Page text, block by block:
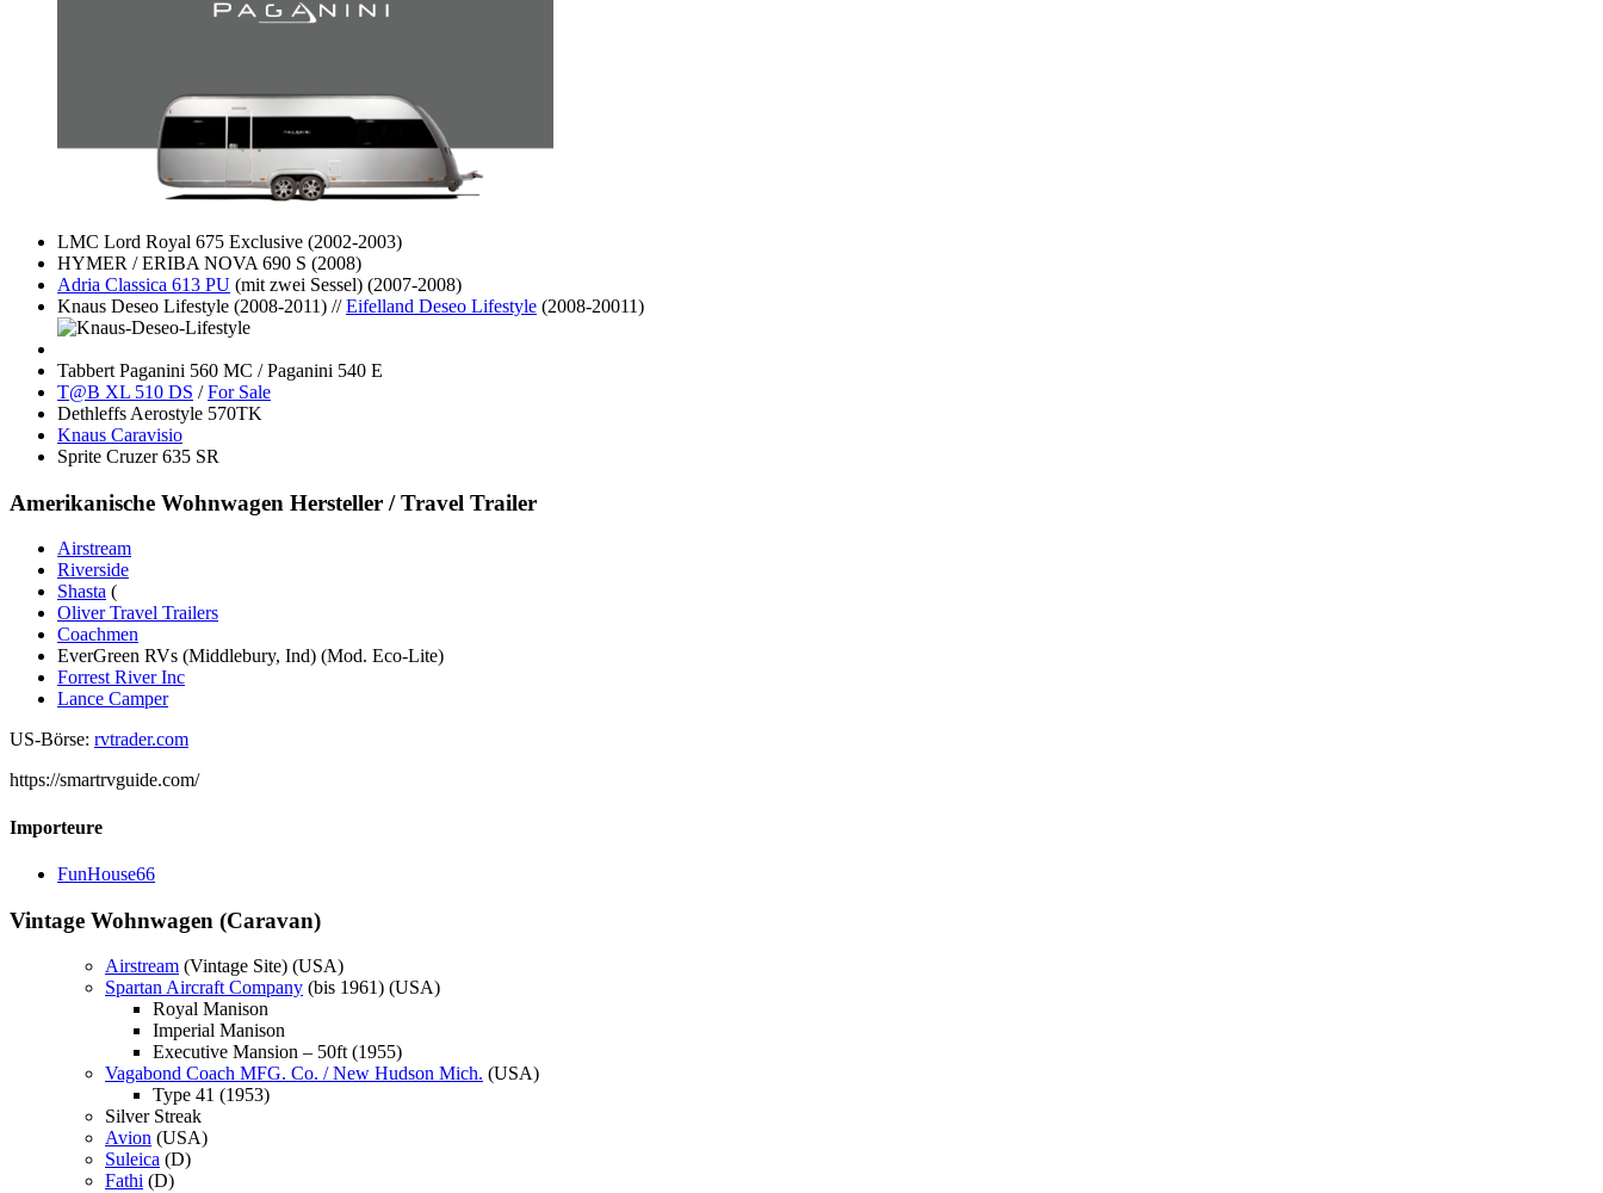
LMC Lord Royal 675 Exclusive (2002-2003)
HYMER / ERIBA NOVA 690 S (2008)
Adria Classica 613 PU (mit zwei Sessel) (2007-2008)
Knaus Deseo Lifestyle (2008-2011) //Eifelland Deseo Lifestyle (2008-20011)
Tabbert Paganini 560 MC / Paganini 540 E
T@B XL 510 DS /For Sale
Dethleffs Aerostyle 570TK
Knaus Caravisio
Sprite Cruzer 635 SR
Amerikanische Wohnwagen Hersteller / Travel Trailer
Airstream
Riverside
Shasta (
Oliver Travel Trailers
Coachmen
EverGreen RVs (Middlebury, Ind) (Mod. Eco-Lite)
Forrest River Inc
Lance Camper
US-Börse: rvtrader.com
https://smartrvguide.com/
Importeure
FunHouse66
Vintage Wohnwagen (Caravan)
Airstream (Vintage Site) (USA)
Spartan Aircraft Company (bis 1961) (USA)
Royal Manison
Imperial Manison
Executive Mansion – 50ft (1955)
Vagabond Coach MFG. Co. / New Hudson Mich. (USA)
Type 41 (1953)
Silver Streak
Avion (USA)
Suleica (D)
Fathi (D)